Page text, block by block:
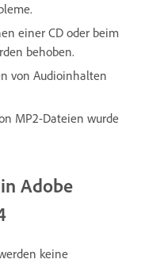
einer CD oder beim
behoben.
von Audioinhalten
MP2-Dateien wurde
Adobe
keine